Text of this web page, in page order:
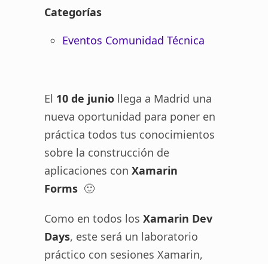
Categorías
Eventos Comunidad Técnica
El 10 de junio llega a Madrid una
nueva oportunidad para poner en
práctica todos tus conocimientos
sobre la construcción de
aplicaciones con Xamarin
Forms 🙂
Como en todos los Xamarin Dev
Days, este será un laboratorio
práctico con sesiones Xamarin,